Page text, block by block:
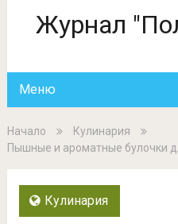
Журнал
Меню
Начало
Кулинария
Пышные и ароматные булочки
Кулинария